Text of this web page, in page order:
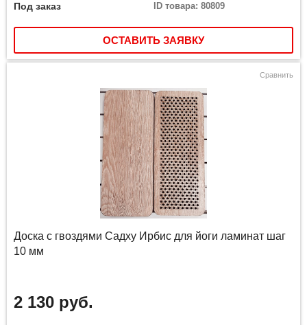
Под заказ
ID товара: 80809
ОСТАВИТЬ ЗАЯВКУ
Сравнить
Доска с гвоздями Садху Ирбис для йоги ламинат шаг
10 мм
2 130 руб.